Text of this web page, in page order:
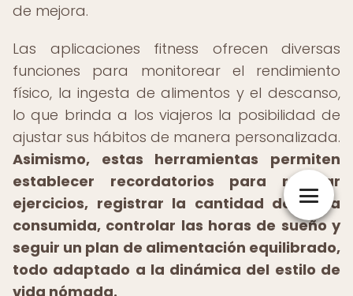
de mejora.
Las aplicaciones fitness ofrecen diversas
funciones para monitorear el rendimiento
físico, la ingesta de alimentos y el descanso,
lo que brinda a los viajeros la posibilidad de
ajustar sus hábitos de manera personalizada.
Asimismo, estas herramientas permiten
establecer recordatorios para realizar
ejercicios, registrar la cantidad de agua
consumida, controlar las horas de sueño y
seguir un plan de alimentación equilibrado,
todo adaptado a la dinámica del estilo de
vida nómada.